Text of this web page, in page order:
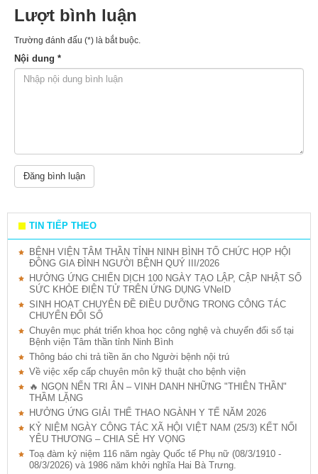
Lượt bình luận
Trường đánh đấu (*) là bắt buộc.
Nội dung *
TIN TIẾP THEO
BỆNH VIỆN TÂM THẦN TỈNH NINH BÌNH TỔ CHỨC HỌP HỘI
ĐỒNG GIA ĐÌNH NGƯỜI BỆNH QUÝ III/2026
HƯỞNG ỨNG CHIẾN DỊCH 100 NGÀY TẠO LẬP, CẬP NHẬT SỔ
SỨC KHỎE ĐIỆN TỬ TRÊN ỨNG DỤNG VNeID
SINH HOẠT CHUYÊN ĐỀ ĐIỀU DƯỠNG TRONG CÔNG TÁC
CHUYỂN ĐỔI SỐ
Chuyên mục phát triển khoa học công nghệ và chuyển đổi số tại
Bệnh viện Tâm thần tỉnh Ninh Bình
Thông báo chi trả tiền ăn cho Người bệnh nội trú
Về việc xếp cấp chuyên môn kỹ thuật cho bệnh viện
🔥 NGỌN NẾN TRI ÂN – VINH DANH NHỮNG "THIÊN THẦN"
THẦM LẶNG
HƯỞNG ỨNG GIẢI THỂ THAO NGÀNH Y TẾ NĂM 2026
KỶ NIỆM NGÀY CÔNG TÁC XÃ HỘI VIỆT NAM (25/3) KẾT NỐI
YÊU THƯƠNG – CHIA SẺ HY VỌNG
Toạ đàm kỷ niệm 116 năm ngày Quốc tế Phụ nữ (08/3/1910 -
08/3/2026) và 1986 năm khởi nghĩa Hai Bà Trưng.